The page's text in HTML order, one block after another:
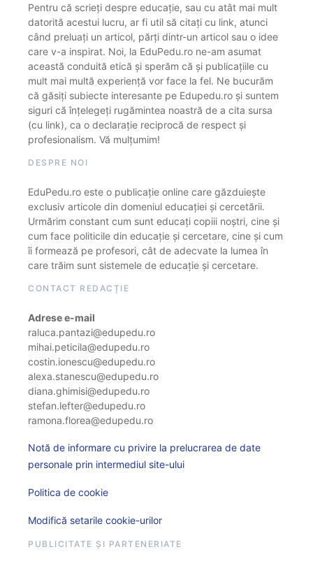
Pentru că scrieți despre educație, sau cu atât mai mult
datorită acestui lucru, ar fi util să citați cu link, atunci
când preluați un articol, părți dintr-un articol sau o idee
care v-a inspirat. Noi, la EduPedu.ro ne-am asumat
această conduită etică și sperăm că și publicațiile cu
mult mai multă experiență vor face la fel. Ne bucurăm
că găsiți subiecte interesante pe Edupedu.ro și suntem
siguri că înțelegeți rugămintea noastră de a cita sursa
(cu link), ca o declarație reciprocă de respect și
profesionalism. Vă mulțumim!
DESPRE NOI
EduPedu.ro este o publicație online care găzduiește
exclusiv articole din domeniul educației și cercetării.
Urmărim constant cum sunt educați copiii noștri, cine și
cum face politicile din educație și cercetare, cine și cum
îi formează pe profesori, cât de adecvate la lumea în
care trăim sunt sistemele de educație și cercetare.
CONTACT REDACȚIE
Adrese e-mail
raluca.pantazi@edupedu.ro
mihai.peticila@edupedu.ro
costin.ionescu@edupedu.ro
alexa.stanescu@edupedu.ro
diana.ghimisi@edupedu.ro
stefan.lefter@edupedu.ro
ramona.florea@edupedu.ro
Notă de informare cu privire la prelucrarea de date
personale prin intermediul site-ului
Politica de cookie
Modifică setarile cookie-urilor
PUBLICITATE ȘI PARTENERIATE